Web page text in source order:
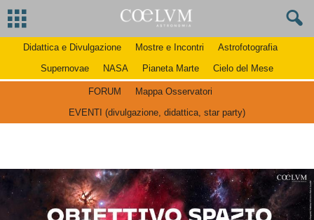
Didattica e Divulgazione Mostre e Incontri
Astrofotografia
Supernovae
NASA Pianeta Marte Cielo del Mese
FORUM
Mappa Osservatori
EVENTI (divulgazione, didattica, star party)